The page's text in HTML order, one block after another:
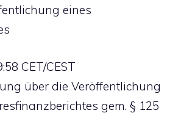
eines
CET/CEST
über die Veröffentlichung
gem. § 125